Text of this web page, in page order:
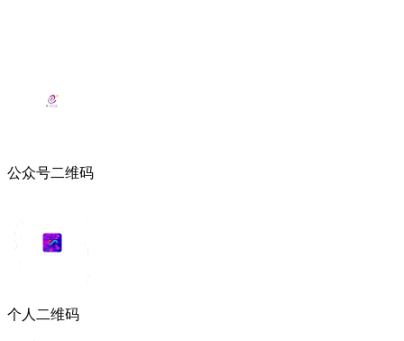
公众号二维码
个人二维码